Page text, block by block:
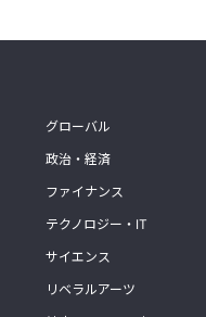
グローバル
政治・経済
ファイナンス
テクノロジー・IT
サイエンス
リベラルアーツ